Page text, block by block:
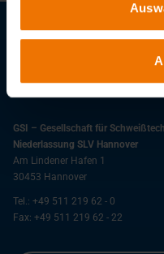
Stellenangebote
GSI – Gesellschaft für
Niederlassung SLV Hannover
Am Lindener Hafen 1
30453 Hannover
Tel.: +49 511 219 62 - 0
Fax: +49 511 219 62 - 22